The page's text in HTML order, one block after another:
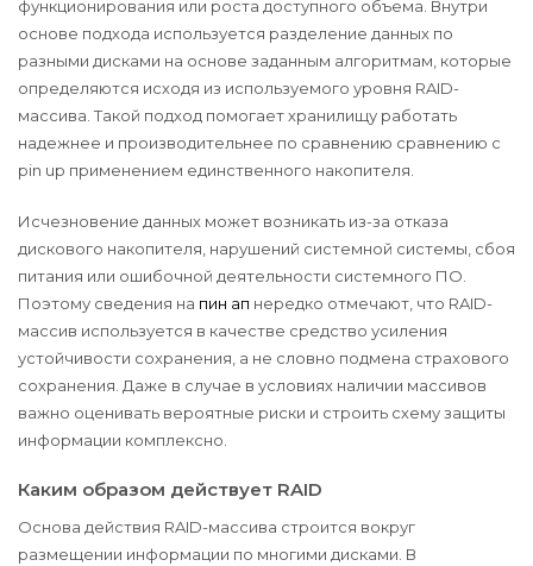
функционирования или роста доступного объема. Внутри
основе подхода используется разделение данных по
разными дисками на основе заданным алгоритмам, которые
определяются исходя из используемого уровня RAID-
массива. Такой подход помогает хранилищу работать
надежнее и производительнее по сравнению сравнению с
pin up применением единственного накопителя.
Исчезновение данных может возникать из-за отказа
дискового накопителя, нарушений системной системы, сбоя
питания или ошибочной деятельности системного ПО.
Поэтому сведения на пин ап нередко отмечают, что RAID-
массив используется в качестве средство усиления
устойчивости сохранения, а не словно подмена страхового
сохранения. Даже в случае в условиях наличии массивов
важно оценивать вероятные риски и строить схему защиты
информации комплексно.
Каким образом действует RAID
Основа действия RAID-массива строится вокруг
размещении информации по многими дисками. В